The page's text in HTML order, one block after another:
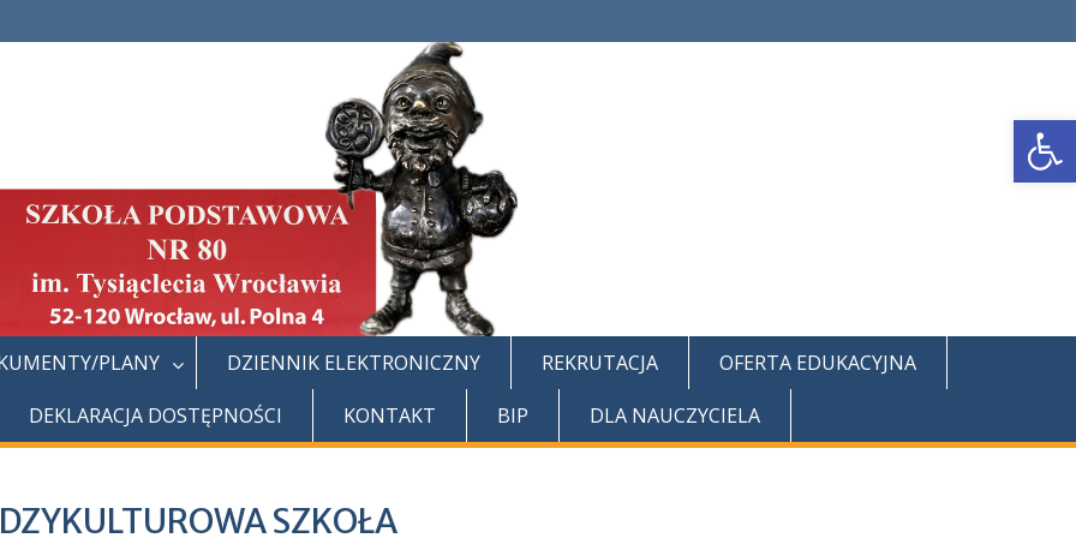
Otwórz pasek narzędzi
PLANY DZIENNIK ELEKTRONICZNY REKRUTACJA
OFERTA EDUKACYJNA
DEKLARACJA DOSTĘPNOŚCI KONTAKT BIP DLA NAUCZYCIELA
SZKOŁA